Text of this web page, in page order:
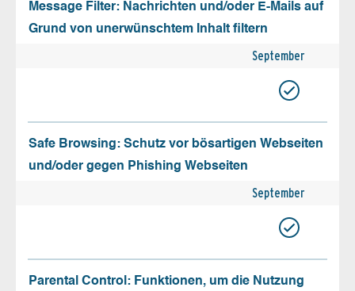
Message Filter: Nachrichten und/oder E-Mails auf
Grund von unerwünschtem Inhalt filtern
September
Safe Browsing: Schutz vor bösartigen Webseiten
und/oder gegen Phishing Webseiten
September
Parental Control: Funktionen, um die Nutzung